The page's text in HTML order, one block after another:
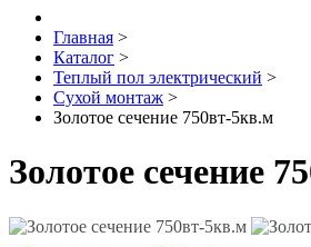
Главная >
Каталог >
Теплый пол электрический >
Сухой монтаж >
Золотое сечение 750вт-5кв.м
Золотое сечение